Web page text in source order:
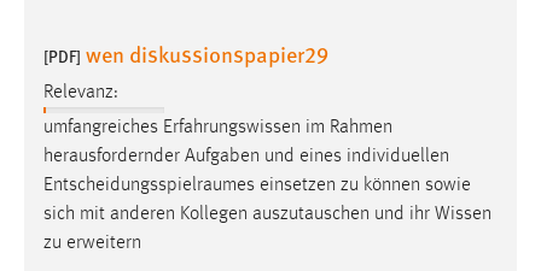
[PDF] wen diskussionspapier29
Relevanz:
umfangreiches Erfahrungswissen im Rahmen
herausfordernder Aufgaben und eines individuellen
Entscheidungsspielraumes einsetzen zu können sowie
sich mit anderen Kollegen auszutauschen und ihr Wissen
zu erweitern